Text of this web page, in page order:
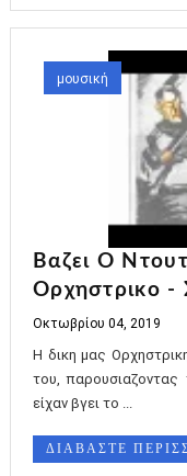
μουσική
Βαζει Ο
Ορχηστρικο -
Οκτωβρίου 04, 2019
Η δικη μας
του, παρουσιαζοντας
είχαν βγει το ...
ΔΙΑΒΑΣΤΕ